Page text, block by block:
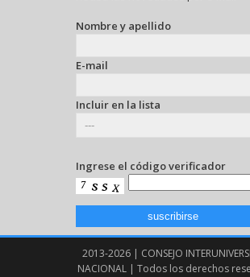
Nombre y apellido
E-mail
Incluir en la lista
Ingrese el código verificador
2013-2026 | CONSEJO
NACIONAL | Todos los derechos